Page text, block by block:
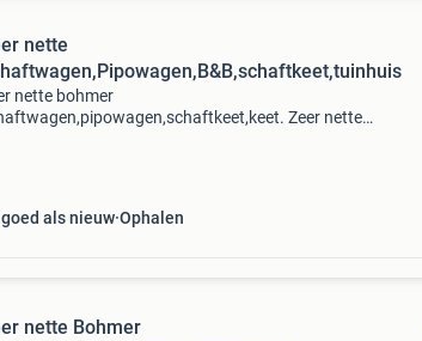
nette
nette bohmer
Zeer nette
als nieuw Ophalen
nette Bohmer